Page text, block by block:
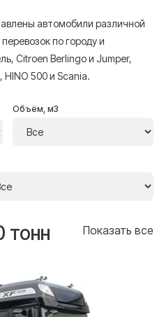
автомобили различной
по городу и
Citroen Berlingo и Jumper,
500 и Scania.
Объём, м3
тонн Показать все